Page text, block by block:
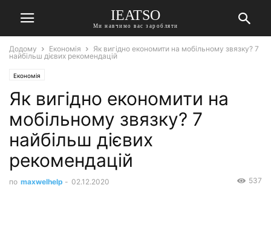
IEATSO
Ми навчимо вас заробляти
Додому Економія
Як вигідно економити на мобільному звязку? 7
найбільш дієвих рекомендацій
Економія
Як вигідно економити на
мобільному звязку? 7
найбільш дієвих
рекомендацій
по maxwelhelp - 02.12.2020 537